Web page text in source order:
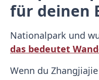
für deinen
Nationalpark und
das bedeutet
Wenn du